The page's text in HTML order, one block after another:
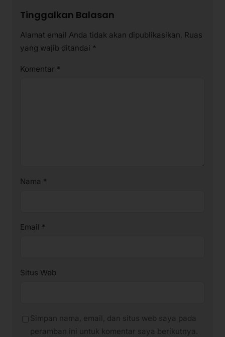
Tinggalkan Balasan
Alamat email Anda tidak akan dipublikasikan. Ruas
yang wajib ditandai *
Komentar *
Nama *
Email *
Situs Web
Simpan nama, email, dan situs web saya pada
peramban ini untuk komentar saya berikutnya.